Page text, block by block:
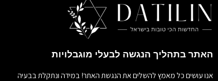
האתר בתהליך הנגשה לבעלי מוגבלויות
אנו עושים כל מאמץ להשלים את הנגשת האתר! במידה ונתקלת בבעיה